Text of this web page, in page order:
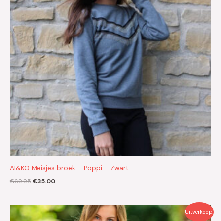
AI&KO Meisjes broek – Poppi – Zwart
€69.95€35.00
Uitverkoop!
Oorspronkelijke
prijs
Huidige
prijs